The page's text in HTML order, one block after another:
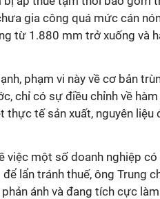
gia công quá mức cán
từ 1.880 mm trở xuống và
phạm vi này về cơ bản
chỉ có sự điều chỉnh về
thực tế sản xuất, nguyên
việc một số doanh nghiệp có
lẩn tránh thuế, ông Trung
ánh và đang tích cực